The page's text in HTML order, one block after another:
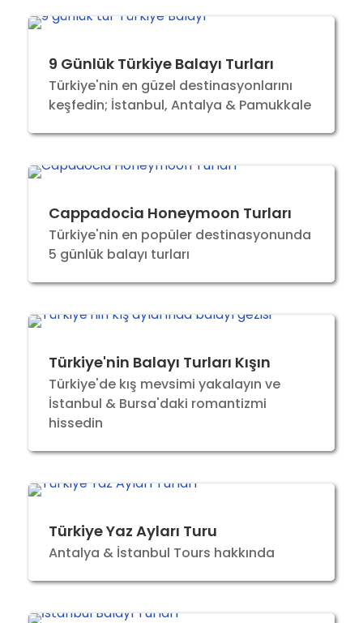
9 Günlük Türkiye Balayı Turları
Türkiye'nin en güzel destinasyonlarını
keşfedin; İstanbul, Antalya & Pamukkale
Cappadocia Honeymoon Turları
Türkiye'nin en popüler destinasyonunda
5 günlük balayı turları
Türkiye'nin Balayı Turları Kışın
Türkiye'de kış mevsimi yakalayın ve
İstanbul & Bursa'daki romantizmi
hissedin
Türkiye Yaz Ayları Turu
Antalya & İstanbul Tours hakkında